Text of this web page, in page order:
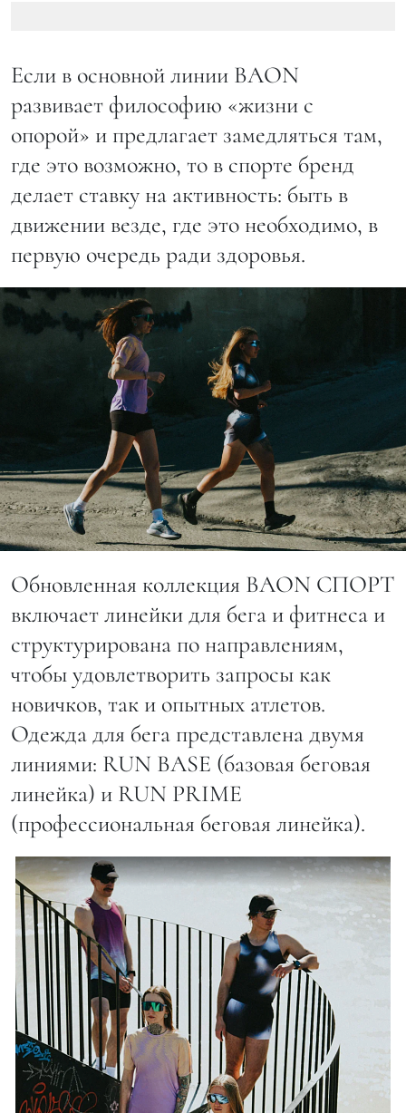
Если в основной линии BAON
развивает философию «жизни с
опорой» и предлагает замедляться там,
где это возможно, то в спорте бренд
делает ставку на активность: быть в
движении везде, где это необходимо, в
первую очередь ради здоровья.
Обновленная коллекция BAON СПОРТ
включает линейки для бега и фитнеса и
структурирована по направлениям,
чтобы удовлетворить запросы как
новичков, так и опытных атлетов.
Одежда для бега представлена двумя
линиями: RUN BASE (базовая беговая
линейка) и RUN PRIME
(профессиональная беговая линейка).